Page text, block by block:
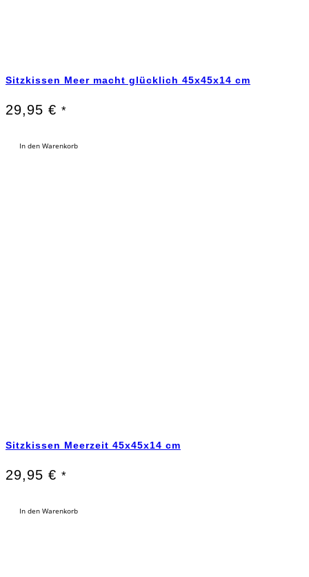
Sitzkissen Meer macht glücklich 45x45x14 cm
29,95 € *
In den Warenkorb
Sitzkissen Meerzeit 45x45x14 cm
29,95 € *
In den Warenkorb